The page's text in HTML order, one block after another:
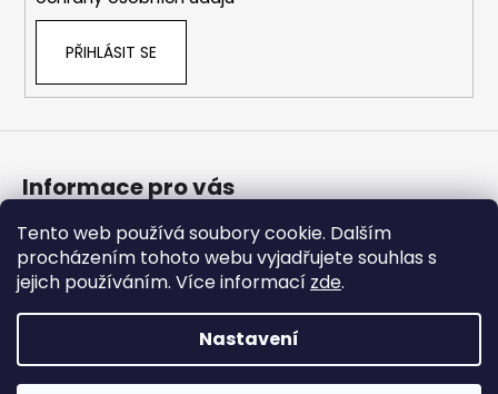
Tento web používá soubory cookie. Dalším
procházením tohoto webu vyjadřujete souhlas s
jejich používáním. Více informací zde.
Nastavení
PŘIHLÁSIT SE
Informace pro vás
Bonusový program
Obchodní podmínky
Podmínky ochrany osobních údajů